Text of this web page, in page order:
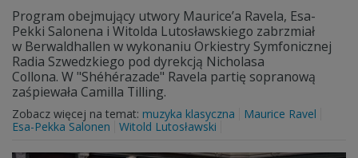
Program obejmujący utwory Maurice’a Ravela, Esa-
Pekki Salonena i Witolda Lutosławskiego zabrzmiał
w Berwaldhallen w wykonaniu Orkiestry Symfonicznej
Radia Szwedzkiego pod dyrekcją Nicholasa
Collona. W "Shéhérazade" Ravela partię sopranową
zaśpiewała Camilla Tilling.
Zobacz więcej na temat: muzyka klasyczna
Maurice Ravel
Esa-Pekka Salonen
Witold Lutosławski